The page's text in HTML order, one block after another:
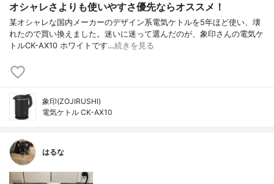
オシャレさよりも使いやすさ優先ならオススメ！
某オシャレな国内メーカーのデザイン系電気ケトルを5年ほど使い、壊
れたので買い換えました。迷いに迷って選んだのが、象印さんの電気ケ
トルCK-AX10 ホワイトです…続きを見る
象印(ZOJIRUSHI)
電気ケトル CK-AX10
はるな